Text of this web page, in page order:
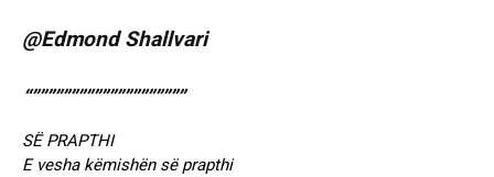
@Edmond Shallvari
“””””””””””””””””””””
SË PRAPTHI
E vesha këmishën së prapthi